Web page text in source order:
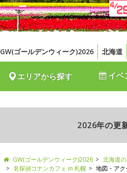
GW(ゴールデンウィーク)2026 北海道
エリアから探す イベ
2026年の更
GW(ゴールデンウィーク)2026 北海道
名探偵コナンカフェ in 札幌
地図・アク